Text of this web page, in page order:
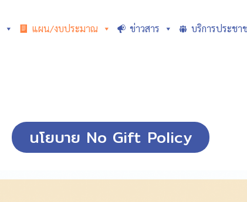
แผน/งบประมาณ ข่าวสาร บริการประชา
นโยบาย No Gift Policy